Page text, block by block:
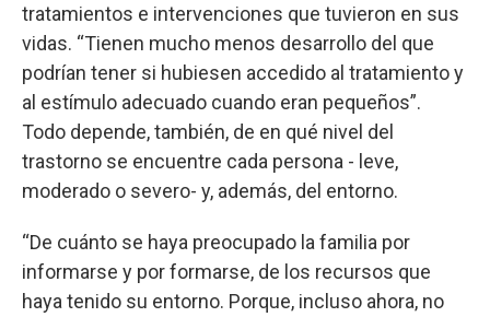
tratamientos e intervenciones que tuvieron en sus
vidas. “Tienen mucho menos desarrollo del que
podrían tener si hubiesen accedido al tratamiento y
al estímulo adecuado cuando eran pequeños”.
Todo depende, también, de en qué nivel del
trastorno se encuentre cada persona - leve,
moderado o severo- y, además, del entorno.
“De cuánto se haya preocupado la familia por
informarse y por formarse, de los recursos que
haya tenido su entorno. Porque, incluso ahora, no